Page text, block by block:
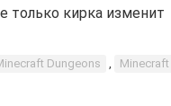
только кирка изменит
Dungeons , Minecraft